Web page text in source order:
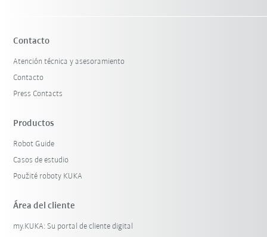
Contacto
Atención técnica y asesoramiento
Contacto
Press Contacts
Productos
Robot Guide
Casos de estudio
Použité roboty KUKA
Área del cliente
my.KUKA: Su portal de cliente digital